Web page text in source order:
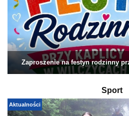
Zaproszenie na festyn rodzinny
Sport
Aktualności